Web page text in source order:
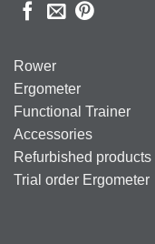
Rower
Ergometer
Functional Trainer
Accessories
Refurbished products
Trial order Ergometer